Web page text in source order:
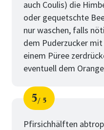
auch Coulis) die
oder gequetschte
nur waschen, falls
dem Puderzucker
einem Püree
eventuell dem
Schritt
5
von
5
Pfirsichhälften